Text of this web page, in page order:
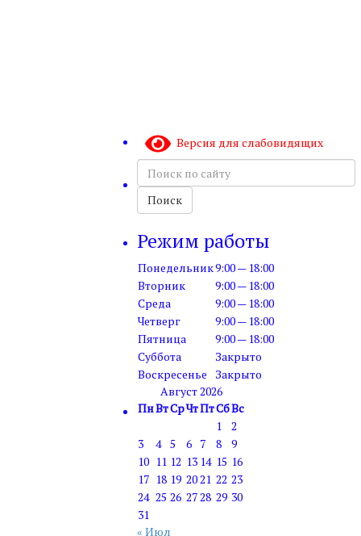
Версия для слабовидящих
Поиск
по
сайту
Поиск
Режим работы
Понедельник9:00 — 18:00
Вторник
9:00 — 18:00
Среда
9:00 — 18:00
Четверг
9:00 — 18:00
Пятница
9:00 — 18:00
Суббота
Закрыто
Воскресенье
Закрыто
Август 2026
ПнВтСрЧтПтСбВс
1
2
3
4 5 6 7 8
9
10 11 12 13 14 15 16
17 18 19 2021 22 23
24 25 26 2728 29 30
31
« Июл